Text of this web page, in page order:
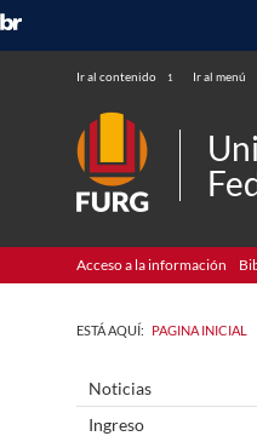
Ir al contenido 1 Ir al menú
Acceso a la información
ESTÁ AQUÍ: PAGINA INICIAL
Noticias
Ingreso